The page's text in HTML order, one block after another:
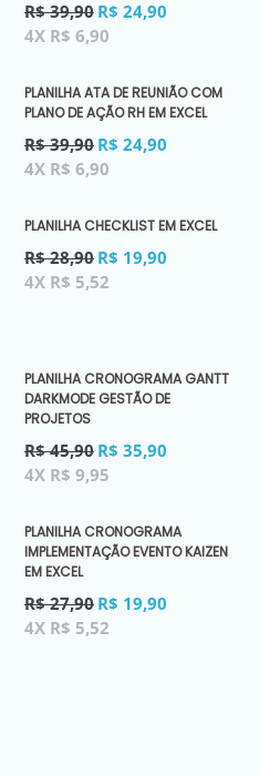
Preço
normal
R$ 39,90 R$ 24,90
4X R$ 6,90
PLANILHA ATA DE REUNIÃO COM
PLANO DE AÇÃO RH EM EXCEL
Preço
normal
R$ 39,90 R$ 24,90
4X R$ 6,90
PLANILHA CHECKLIST EM EXCEL
Preço
normal
R$ 28,90 R$ 19,90
4X R$ 5,52
PLANILHA CRONOGRAMA GANTT
DARKMODE GESTÃO DE
PROJETOS
Preço
normal
R$ 45,90 R$ 35,90
4X R$ 9,95
PLANILHA CRONOGRAMA
IMPLEMENTAÇÃO EVENTO KAIZEN
EM EXCEL
Preço
normal
R$ 27,90 R$ 19,90
4X R$ 5,52